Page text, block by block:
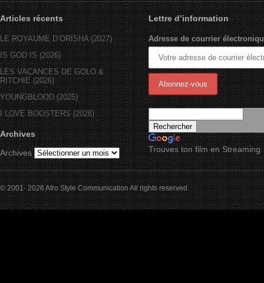
Articles récents
LE ROYAUME D’ORÏSHA (2027)
IS GOD IS (2026)
LES VACANCES DE GOLO &
RITCHIE (2026)
YOUNGBLOOD (2025)
I LOVE BOOSTERS (2026)
Archives
Archives
Lettre d’information
Adresse de courrier
Trouves ton film en Streaming
© 2001- 2026 Afro Style Communication All rights reserved.